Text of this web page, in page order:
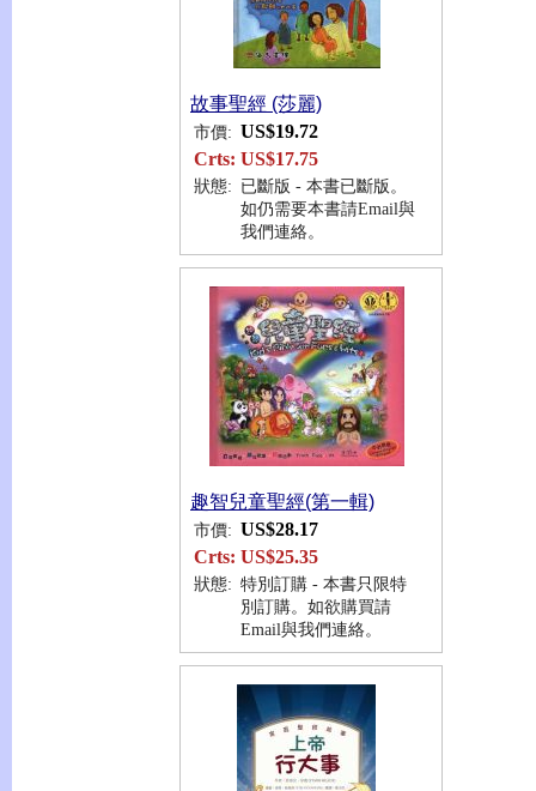
故事聖經 (莎麗)
市價: US$19.72
Crts: US$17.75
狀態: 已斷版 - 本書已斷版。
如仍需要本書請Email與
我們連絡。
趣智兒童聖經(第一輯)
市價: US$28.17
Crts: US$25.35
狀態: 特別訂購 - 本書只限特
別訂購。如欲購買請
Email與我們連絡。